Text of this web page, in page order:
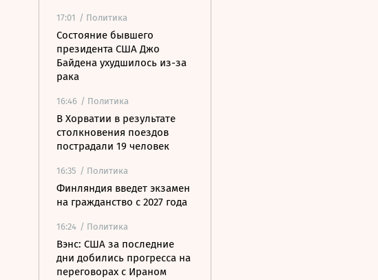
17:01 / Политика
Состояние бывшего
президента США Джо
Байдена ухудшилось из-за
рака
16:46 / Политика
В Хорватии в результате
столкновения поездов
пострадали 19 человек
16:35 / Политика
Финляндия введет экзамен
на гражданство с 2027 года
16:24 / Политика
Вэнс: США за последние
дни добились прогресса на
переговорах с Ираном